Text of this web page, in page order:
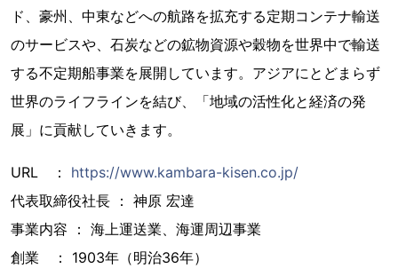
ド、豪州、中東などへの航路を拡充する定期コンテナ輸送
のサービスや、石炭などの鉱物資源や穀物を世界中で輸送
する不定期船事業を展開しています。アジアにとどまらず
世界のライフラインを結び、「地域の活性化と経済の発
展」に貢献していきます。
URL ： https://www.kambara-kisen.co.jp/
代表取締役社長 ： 神原 宏達
事業内容 ： 海上運送業、海運周辺事業
創業 ： 1903年（明治36年）